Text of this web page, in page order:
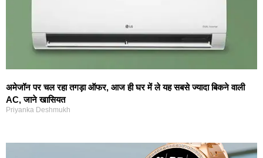
अमेजॉन पर चल रहा तगड़ा ऑफर, आज ही घर में ले यह सबसे ज्यादा बिकने वाली
AC, जाने खासियत
Priyanka Deshmukh